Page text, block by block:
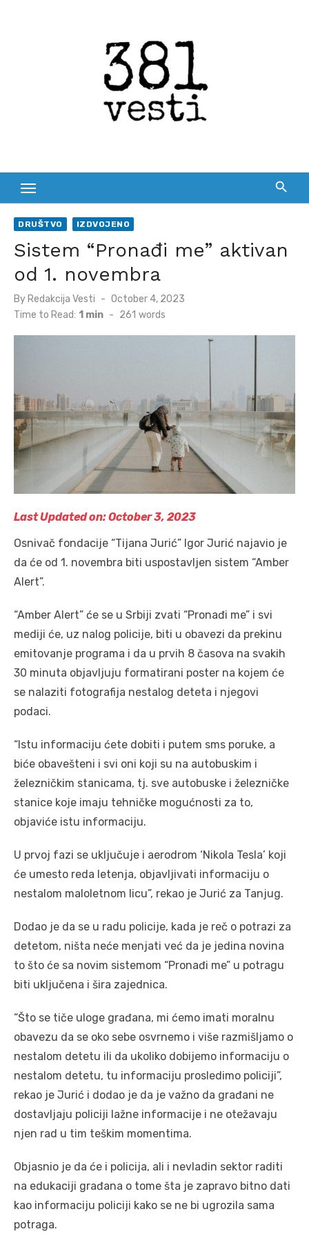
DRUŠTVO IZDVOJENO
Sistem “Pronađi me” aktivan
od 1. novembra
By Redakcija Vesti
Posted
on
October 4, 2023
Time to Read: 1 min - 261 words
Last Updated on: October 3, 2023
Osnivač fondacije “Tijana Jurić” Igor Jurić najavio je
da će od 1. novembra biti uspostavljen sistem “Amber
Alert”.
“Amber Alert” će se u Srbiji zvati “Pronađi me” i svi
mediji će, uz nalog policije, biti u obavezi da prekinu
emitovanje programa i da u prvih 8 časova na svakih
30 minuta objavljuju formatirani poster na kojem će
se nalaziti fotografija nestalog deteta i njegovi
podaci.
“Istu informaciju ćete dobiti i putem sms poruke, a
biće obavešteni i svi oni koji su na autobuskim i
železničkim stanicama, tj. sve autobuske i železničke
stanice koje imaju tehničke mogućnosti za to,
objaviće istu informaciju.
U prvoj fazi se uključuje i aerodrom ‘Nikola Tesla’ koji
će umesto reda letenja, objavljivati informaciju o
nestalom maloletnom licu”, rekao je Jurić za Tanjug.
Dodao je da se u radu policije, kada je reč o potrazi za
detetom, ništa neće menjati već da je jedina novina
to što će sa novim sistemom “Pronađi me” u potragu
biti uključena i šira zajednica.
“Što se tiče uloge građana, mi ćemo imati moralnu
obavezu da se oko sebe osvrnemo i više razmišljamo o
nestalom detetu ili da ukoliko dobijemo informaciju o
nestalom detetu, tu informaciju prosledimo policiji”,
rekao je Jurić i dodao je da je važno da građani ne
dostavljaju policiji lažne informacije i ne otežavaju
njen rad u tim teškim momentima.
Objasnio je da će i policija, ali i nevladin sektor raditi
na edukaciji građana o tome šta je zapravo bitno dati
kao informaciju policiji kako se ne bi ugrozila sama
potraga.